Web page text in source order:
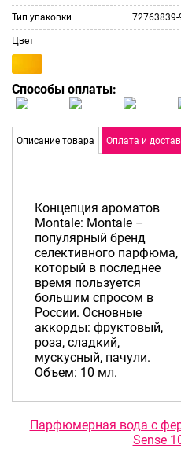
Тип упаковки 72763839-
Цвет
Способы оплаты:
Описание товара Оплата и
Концепция ароматов
Montale: Montale –
популярный бренд
селективного парфюма,
который в последнее
время пользуется
большим спросом в
России. Основные
аккорды: фруктовый,
роза, сладкий,
мускусный, пачули.
Объем: 10 мл.
Парфюмерная вода с
Sense